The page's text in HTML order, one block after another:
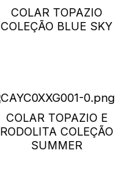
COLAR TOPAZIO
COLEÇÃO BLUE SKY
COLAR TOPAZIO E
RODOLITA COLEÇÃO
SUMMER